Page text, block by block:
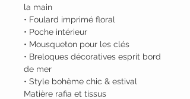
la main
• Foulard imprimé floral
• Poche intérieur
• Mousqueton pour les clés
• Breloques décoratives esprit bord
de mer
• Style bohème chic & estival
Matière rafia et tissus